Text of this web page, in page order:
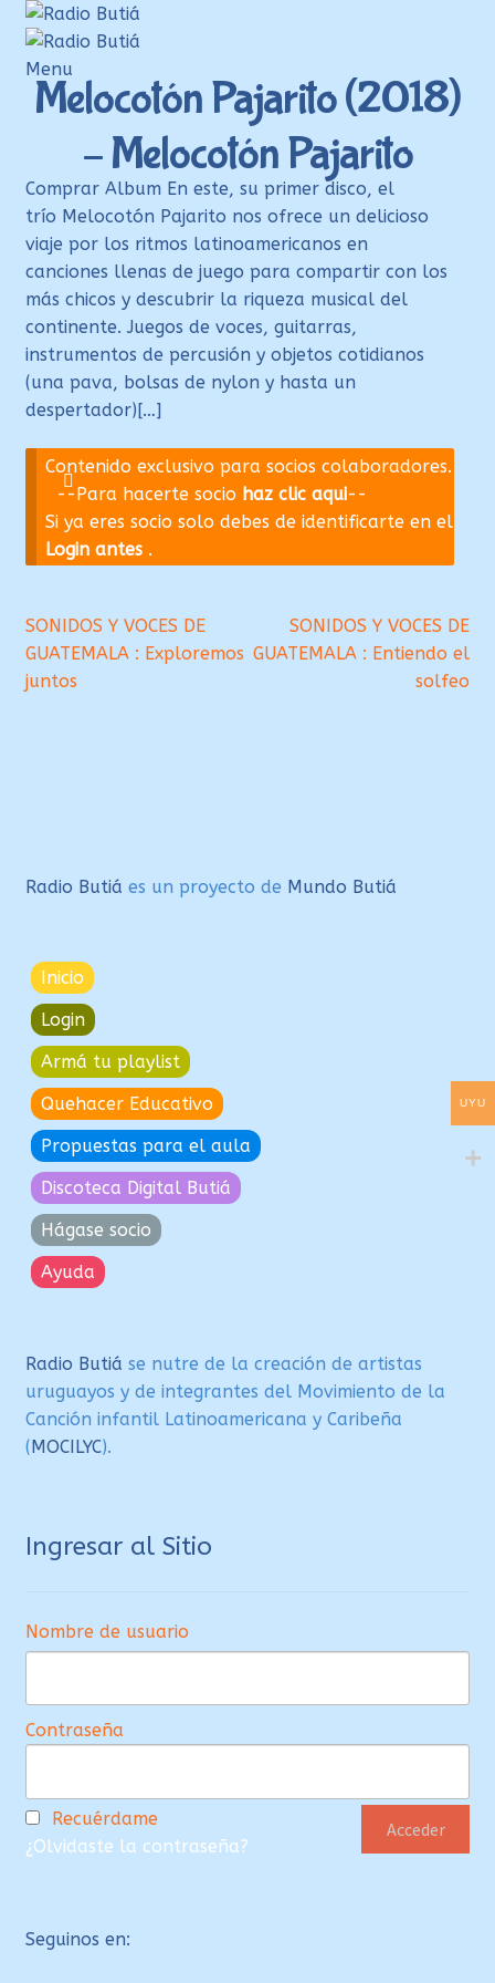
Ir
a
la
navegación
Ir
al
contenido
Menu
Inicio
Armá tu playlist
Quehacer Educativo
Propuestas para el aula
Discoteca Digital Butiá
Hágase socio
Ayuda
Melocotón Pajarito (2018)
– Melocotón Pajarito
Comprar Album En este, su primer disco, el
trío Melocotón Pajarito nos ofrece un delicioso
viaje por los ritmos latinoamericanos en
canciones llenas de juego para compartir con los
más chicos y descubrir la riqueza musical del
continente. Juegos de voces, guitarras,
instrumentos de percusión y objetos cotidianos
(una pava, bolsas de nylon y hasta un
despertador)[…]
Contenido exclusivo para socios colaboradores.
--Para hacerte socio haz clic aqui--
Si ya eres socio solo debes de identificarte en el
Login antes .
Navegación
de
Anterior:
SONIDOS Y VOCES DE
GUATEMALA : Exploremos
juntos
Siguiente:
SONIDOS Y VOCES DE
GUATEMALA : Entiendo el
solfeo
Radio Butiá es un proyecto de Mundo Butiá
Inicio
Login
Armá tu playlist
Quehacer Educativo
Propuestas para el aula
Discoteca Digital Butiá
Hágase socio
Ayuda
Radio Butiá se nutre de la creación de artistas
uruguayos y de integrantes del Movimiento de la
Canción infantil Latinoamericana y Caribeña
( MOCILYC).
Ingresar al Sitio
Nombre de usuario
Contraseña
Recuérdame
¿Olvidaste la contraseña?
Seguinos en:
UYU